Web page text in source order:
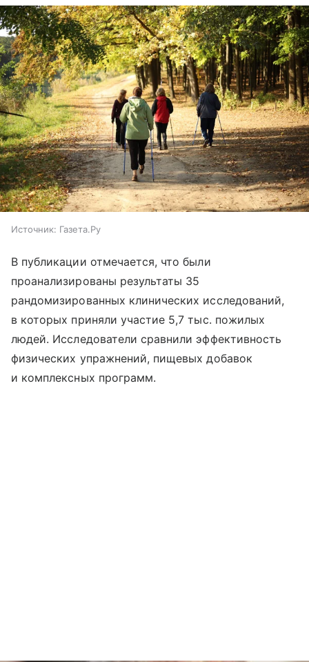
Источник: Газета.Ру
В публикации отмечается, что были
проанализированы результаты 35
рандомизированных клинических исследований,
в которых приняли участие 5,7 тыс. пожилых
людей. Исследователи сравнили эффективность
физических упражнений, пищевых добавок
и комплексных программ.